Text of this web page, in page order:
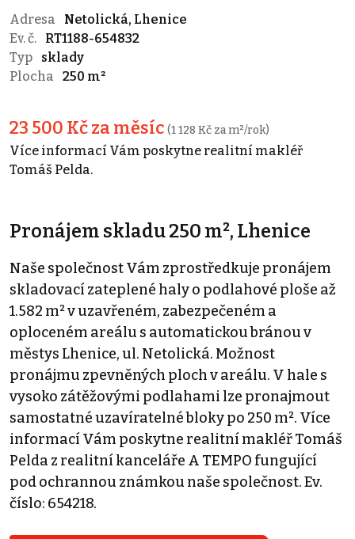
Adresa
Netolická, Lhenice
Ev. č.
RT1188-654832
Typ
sklady
Plocha
250 m²
23 500 Kč za měsíc (1 128 Kč za m²/rok)
Více informací Vám poskytne realitní makléř
Tomáš Pelda.
Pronájem skladu 250 m², Lhenice
Naše společnost Vám zprostředkuje pronájem
skladovací zateplené haly o podlahové ploše až
1.582 m² v uzavřeném, zabezpečeném a
oploceném areálu s automatickou bránou v
městys Lhenice, ul. Netolická. Možnost
pronájmu zpevněných ploch v areálu. V hale s
vysoko zátěžovými podlahami lze pronajmout
samostatné uzavíratelné bloky po 250 m². Více
informací Vám poskytne realitní makléř Tomáš
Pelda z realitní kanceláře A TEMPO fungující
pod ochrannou známkou naše společnost. Ev.
číslo: 654218.